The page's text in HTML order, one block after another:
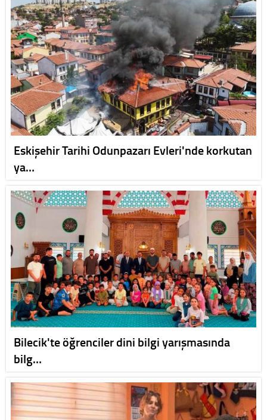
Eskişehir Tarihi Odunpazarı Evleri'nde korkutan
ya…
Bilecik'te öğrenciler dini bilgi yarışmasında
bilg…